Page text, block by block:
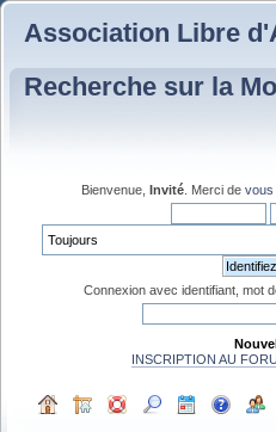
Association Libre
Recherche sur la
Bienvenue, Invité . Merci de vous
Connexion avec identifiant, mot
INSCRIPTION AU